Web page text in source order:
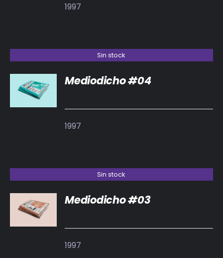
1997
Sin stock
DETALLES
Mediodicho #04
1997
Sin stock
DETALLES
Mediodicho #03
1997